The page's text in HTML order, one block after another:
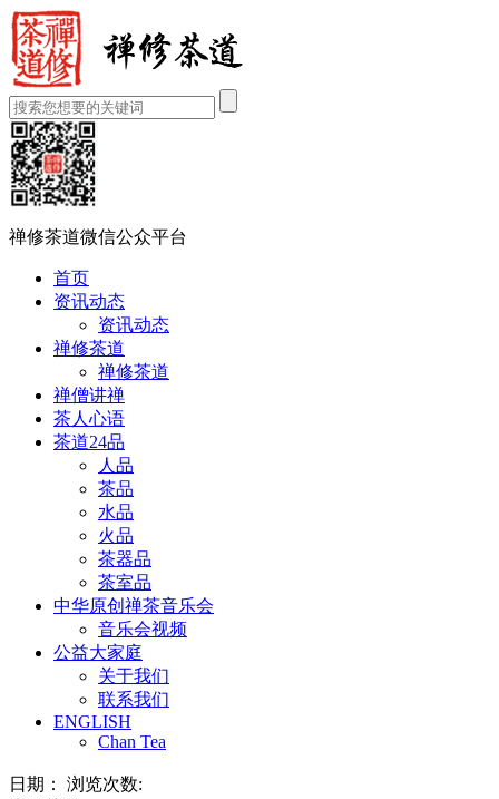
禅修茶道微信公众平台
首页
资讯动态
资讯动态
禅修茶道
禅修茶道
禅僧讲禅
茶人心语
茶道24品
人品
茶品
水品
火品
茶器品
茶室品
中华原创禅茶音乐会
音乐会视频
公益大家庭
关于我们
联系我们
ENGLISH
Chan Tea
日期： 浏览次数: